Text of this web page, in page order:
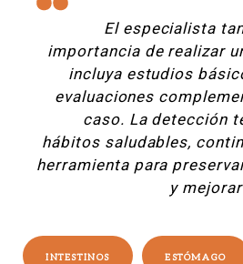
El especialista
importancia de realizar
incluya estudios
evaluaciones
caso. La detección
hábitos saludables,
herramienta para
y
INTESTINOS ESTÓMAGO